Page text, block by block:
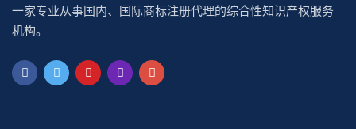
一家专业从事国内、国际商标注册代理的综合性知识产权服务
机构。